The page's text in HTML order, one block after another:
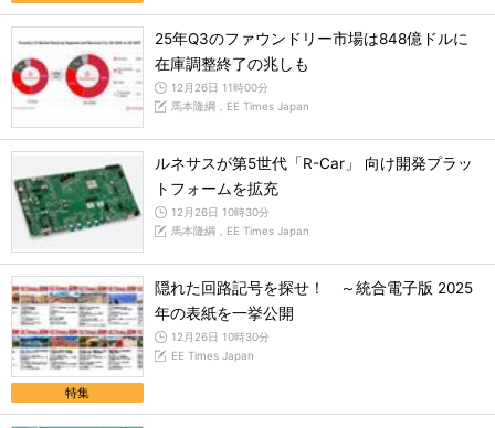
25年Q3のファウンドリー市場は848億ドルに
在庫調整終了の兆しも
12月26日 11時00分
馬本隆綱，EE Times Japan
ルネサスが第5世代「R-Car」 向け開発プラッ
トフォームを拡充
12月26日 10時30分
馬本隆綱，EE Times Japan
特集
隠れた回路記号を探せ！ ～統合電子版 2025
年の表紙を一挙公開
12月26日 10時30分
EE Times Japan